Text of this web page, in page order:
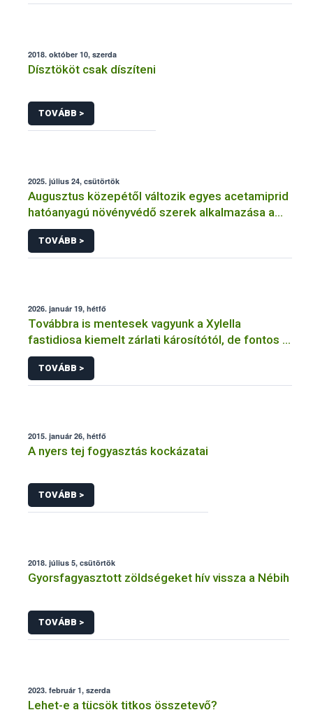
2018. október 10, szerda
Dísztököt csak díszíteni
TOVÁBB >
2025. július 24, csütörtök
Augusztus közepétől változik egyes acetamiprid
hatóanyagú növényvédő szerek alkalmazása a
határérték csökkentése miatt
TOVÁBB >
2026. január 19, hétfő
Továbbra is mentesek vagyunk a Xylella
fastidiosa kiemelt zárlati károsítótól, de fontos a
megelőzés
TOVÁBB >
2015. január 26, hétfő
A nyers tej fogyasztás kockázatai
TOVÁBB >
2018. július 5, csütörtök
Gyorsfagyasztott zöldségeket hív vissza a Nébih
TOVÁBB >
2023. február 1, szerda
Lehet-e a tücsök titkos összetevő?